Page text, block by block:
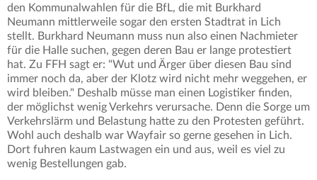
den Kommunalwahlen für die BfL, die mit Burkhard
Neumann mittlerweile sogar den ersten Stadtrat in Lich
stellt. Burkhard Neumann muss nun also einen Nachmieter
für die Halle suchen, gegen deren Bau er lange protestiert
hat. Zu FFH sagt er: "Wut und Ärger über diesen Bau sind
immer noch da, aber der Klotz wird nicht mehr weggehen, er
wird bleiben." Deshalb müsse man einen Logistiker finden,
der möglichst wenig Verkehrs verursache. Denn die Sorge um
Verkehrslärm und Belastung hatte zu den Protesten geführt.
Wohl auch deshalb war Wayfair so gerne gesehen in Lich.
Dort fuhren kaum Lastwagen ein und aus, weil es viel zu
wenig Bestellungen gab.